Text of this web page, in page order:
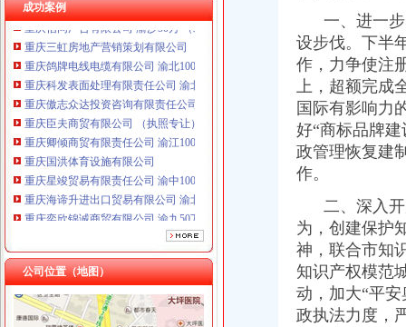
成功案例
重庆信同广告有限公司 渝沙50万 （工商注册）
重庆三虹房地产营销策划有限公司
重庆鸽牌电线电缆有限公司 渝北10010万 (进出口权)
重庆科发表面处理有限责任公司 渝北800万 （进出口权）
重庆傲志众达投资咨询有限责任公司 渝九1000万 （增资）
重庆臣夫商贸有限公司 （执照专让）
重庆卿倾商贸有限责任公司 渝江100万 （工商注册）
重庆国洪体育设施有限公司
重庆星竣贸易有限责任公司 渝中100万 （进出口权）
重庆海谛升进出口贸易有限公司 渝北100万 （进出口权）
重庆奕欣锦诚商贸有限公司 渝九50万 （工商注册）
重庆信同广告有限公司 渝沙50万 （工商注册）
重庆三虹房地产营销策划有限公司
公司位置（地图）
一、进一
设步伐。下半
作，力争使注
上，超额完成
国际有影响力
好“商标品牌
政管理恢复建
作。
二、深入
为，创建保护
神，联合市知
知识产权模范
动，加大“平
政执法力度，